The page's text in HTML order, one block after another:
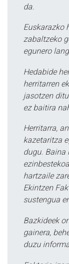
da.
Euskarazko
zabaltzeko
egunero
Hedabide
herritarren
jasotzen
ez baitira
Herritarra,
kazetaritza
dugu. Baina
hartzaile
Ekintzen
sustengua
Bazkideek
gainera,
duzu